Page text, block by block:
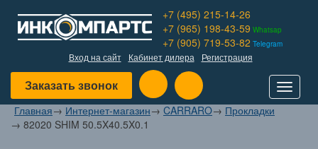
+7 (495) 215-14-26
+7 (965) 198-43-59 Whatsap
+7 (905) 719-53-82 Telegram
Вход на сайт Кабинет дилера Регистрация
Заказать звонок
Toggle
Главная→ Интернет-магазин→ CARRARO→ Прокладки
→ 82020 SHIM 50.5X40.5X0.1